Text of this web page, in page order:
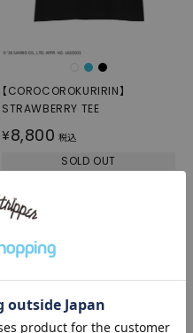
【COROCOROKURIRIN】
STRAWBERRY TEE
¥8,800 税込
SOLD OUT